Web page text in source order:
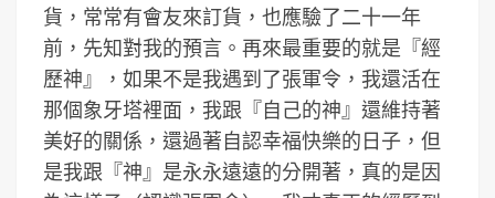
貨，常常有會友來訂貨，也應驗了二十一年
前，先知對我的預言。再來最重要的就是『經
歷神』，如果不是我遇到了張軍令，我還活在
那個象牙塔裡面，我跟『自己的神』還維持著
美好的關係，還過著自認幸福快樂的日子，但
是我跟『神』是永永遠遠的分開著，真的是因